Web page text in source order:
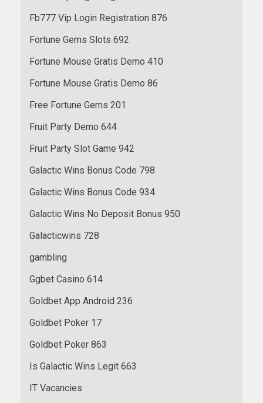
Fb777 Vip Login Registration 876
Fortune Gems Slots 692
Fortune Mouse Gratis Demo 410
Fortune Mouse Gratis Demo 86
Free Fortune Gems 201
Fruit Party Demo 644
Fruit Party Slot Game 942
Galactic Wins Bonus Code 798
Galactic Wins Bonus Code 934
Galactic Wins No Deposit Bonus 950
Galacticwins 728
gambling
Ggbet Casino 614
Goldbet App Android 236
Goldbet Poker 17
Goldbet Poker 863
Is Galactic Wins Legit 663
IT Vacancies